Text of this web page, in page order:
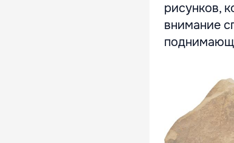
рисунков,
внимание